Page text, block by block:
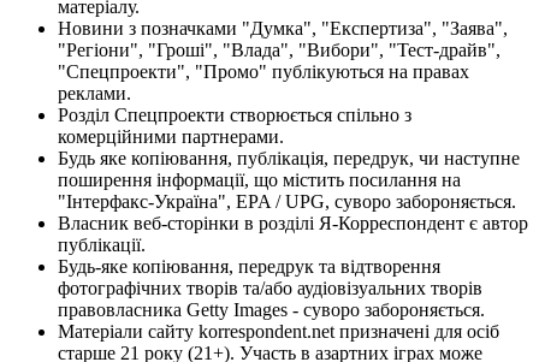
матеріалу.
Новини з позначками "Думка", "Експертиза", "Заява",
"Регіони", "Гроші", "Влада", "Вибори", "Тест-драйв",
"Спецпроекти", "Промо" публікуються на правах
реклами.
Розділ Спецпроекти створюється спільно з
комерційними партнерами.
Будь яке копіювання, публікація, передрук, чи наступне
поширення інформації, що містить посилання на
"Інтерфакс-Україна", EPA / UPG, суворо забороняється.
Власник веб-сторінки в розділі Я-Корреспондент є автор
публікації.
Будь-яке копіювання, передрук та відтворення
фотографічних творів та/або аудіовізуальних творів
правовласника Getty Images - суворо забороняється.
Матеріали сайту korrespondent.net призначені для осіб
старше 21 року (21+). Участь в азартних іграх може